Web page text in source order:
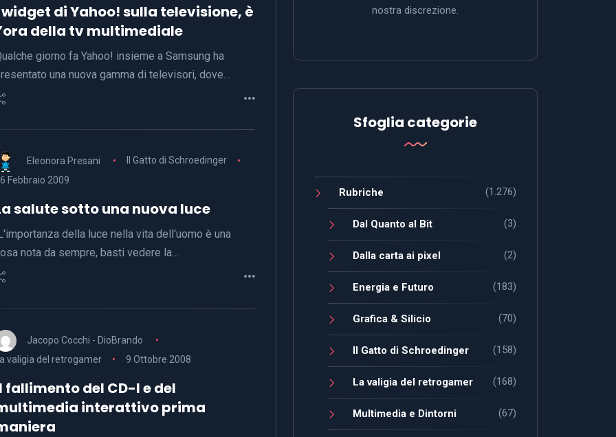
di Yahoo! sulla televisione, è
della tv multimediale
giorno fa Yahoo! insieme a Samsung ha
una nuova gamma di televisori, dove…
Eleonora Presani
Il Gatto di Schroedinger
Febbraio 2009
salute sotto una nuova luce
della luce nella vita dell'uomo è una
nota da sempre, basti vedere la…
Jacopo Cocchi - DioBrando
valigia del retrogamer
9 Ottobre 2008
fallimento del CD-I e del
interattivo prima
nostra discrezione.
Sfoglia categorie
Rubriche (1.276)
Dal Quanto al Bit (3)
Dalla carta ai pixel (2)
Energia e Futuro (183)
Grafica & Silicio (70)
Il Gatto di Schroedinger (158)
La valigia del retrogamer (168)
Multimedia e Dintorni (67)